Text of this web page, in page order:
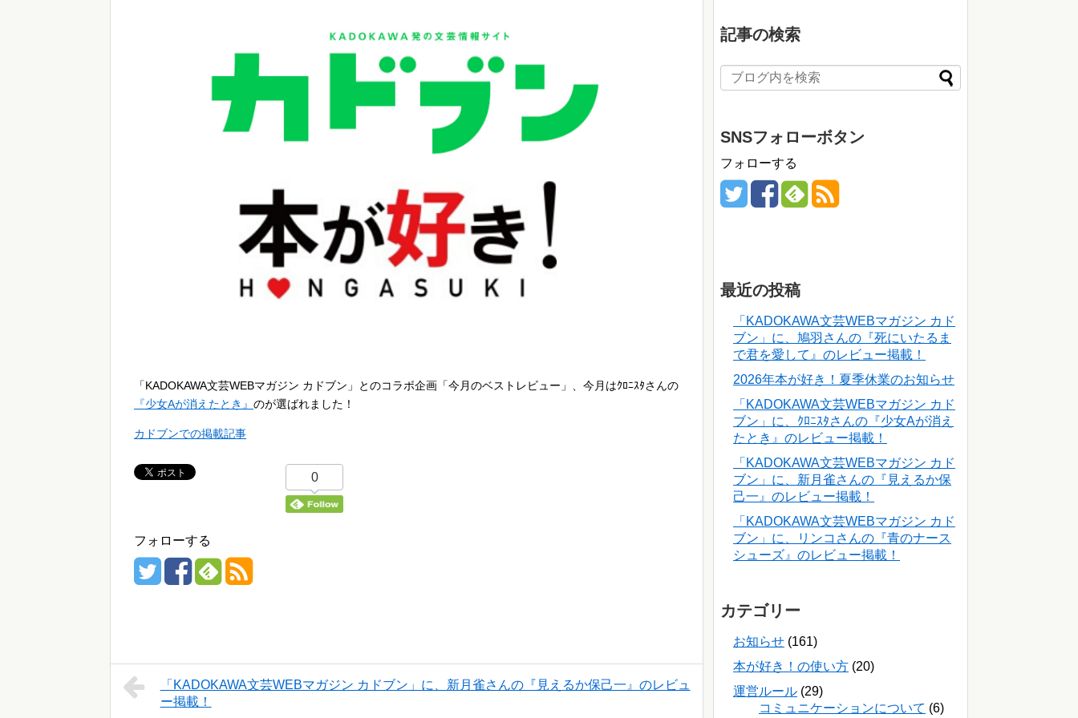
「KADOKAWA文芸WEBマガジン カドブン」とのコラボ企画「今月のベストレビュー」、今月はｸﾛﾆｽﾀさんの
『少女Aが消えたとき』 のが選ばれました！
カドブンでの掲載記事
0
フォローする
「KADOKAWA文芸WEBマガジン カドブン」に、新月雀さんの『見えるか保己一』のレビュ
ー掲載！
記事の検索
SNSフォローボタン
フォローする
最近の投稿
「KADOKAWA文芸WEBマガジン カド
ブン」に、鳩羽さんの『死にいたるま
で君を愛して』のレビュー掲載！
2026年本が好き！夏季休業のお知らせ
「KADOKAWA文芸WEBマガジン カド
ブン」に、ｸﾛﾆｽﾀさんの『少女Aが消え
たとき』のレビュー掲載！
「KADOKAWA文芸WEBマガジン カド
ブン」に、新月雀さんの『見えるか保
己一』のレビュー掲載！
「KADOKAWA文芸WEBマガジン カド
ブン」に、リンコさんの『青のナース
シューズ』のレビュー掲載！
カテゴリー
お知らせ (161)
本が好き！の使い方 (20)
運営ルール (29)
コミュニケーションについて (6)